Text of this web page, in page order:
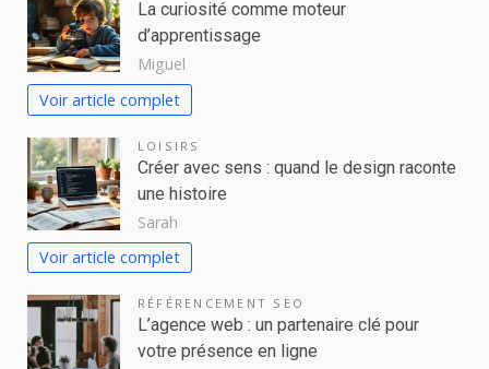
La curiosité comme moteur
d’apprentissage
Miguel
Voir article complet
LOISIRS
Créer avec sens : quand le design raconte
une histoire
Sarah
Voir article complet
RÉFÉRENCEMENT SEO
L’agence web : un partenaire clé pour
votre présence en ligne